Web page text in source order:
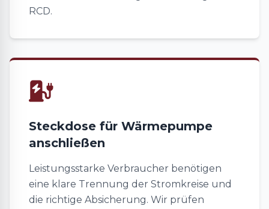
RCD.
Steckdose für Wärmepumpe
anschließen
Leistungsstarke Verbraucher benötigen
eine klare Trennung der Stromkreise und
die richtige Absicherung. Wir prüfen